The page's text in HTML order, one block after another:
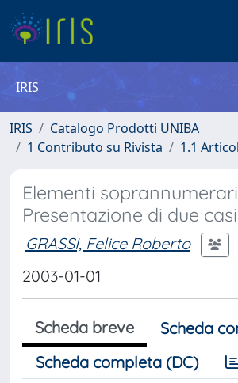
IRIS
IRIS
Catalogo Prodotti UNIBA
1 Contributo su Rivista
1.1
Elementi
Presentazione di due casi
GRASSI, Felice Roberto
2003-01-01
Scheda breve
Scheda
Scheda completa (DC)